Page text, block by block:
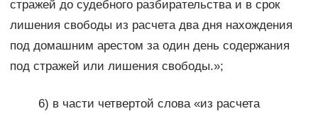
стражей до судебного разбирательства и в срок
лишения свободы из расчета два дня нахождения
под домашним арестом за один день содержания
под стражей или лишения свободы.»;
6) в части четвертой слова «из расчета